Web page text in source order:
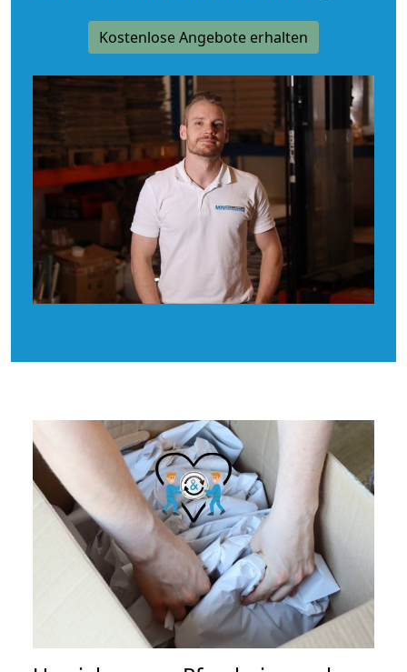
Kostenlose Angebote erhalten